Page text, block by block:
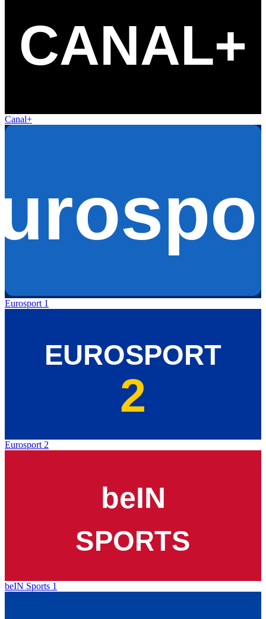
Canal+
Eurosport 1
Eurosport 2
beIN Sports 1